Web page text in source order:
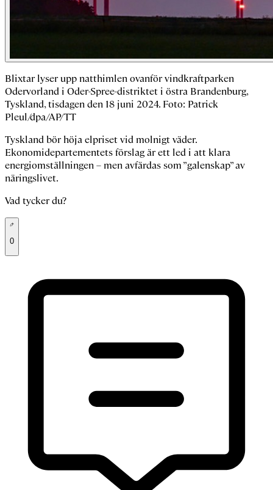
Blixtar lyser upp natthimlen ovanför vindkraftparken
Odervorland i Oder-Spree-distriktet i östra Brandenburg,
Tyskland, tisdagen den 18 juni 2024. Foto: Patrick
Pleul/dpa/AP/TT
Tyskland bör höja elpriset vid molnigt väder.
Ekonomidepartementets förslag är ett led i att klara
energiomställningen – men avfärdas som ”galenskap” av
näringslivet.
Vad tycker du?
0